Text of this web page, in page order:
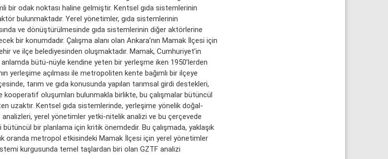
bir odak noktası haline gelmiştir. Kentsel gıda sistemlerinin
bulunmaktadır. Yerel yönetimler, gıda sistemlerinin
ve dönüştürülmesinde gıda sistemlerinin diğer aktörlerine
bir konumdadır. Çalışma alanı olan Ankara’nın Mamak İlçesi için
ve ilçe belediyesinden oluşmaktadır. Mamak, Cumhuriyet’in
bütü-nüyle kendine yeten bir yerleşme iken 1950’lerden
yerleşime açılması ile metropoliten kente bağımlı bir ilçeye
tarım ve gıda konusunda yapılan tarımsal girdi destekleri,
kooperatif oluşumları bulunmakla birlikte, bu çalışmalar bütüncül
uzaktır. Kentsel gıda sistemlerinde, yerleşime yönelik doğal-
analizleri, yerel yönetimler yetki-nitelik analizi ve bu çerçevede
bir planlama için kritik önemdedir. Bu çalışmada, yaklaşık
oranda metropol etkisindeki Mamak İlçesi için yerel yönetimler
kurgusunda temel taşlardan biri olan GZTF analizi